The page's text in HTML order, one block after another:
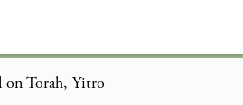
on Torah, Yitro